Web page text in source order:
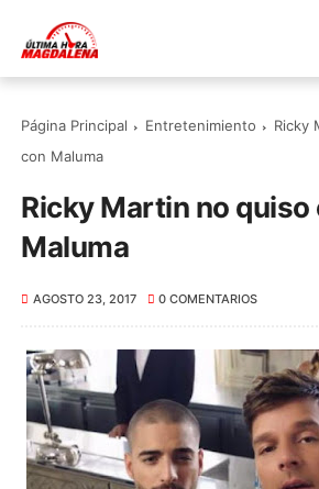
Página Principal Entretenimiento
Ricky
con Maluma
Ricky Martin no quiso
Maluma
AGOSTO 23, 2017 0 COMENTARIOS